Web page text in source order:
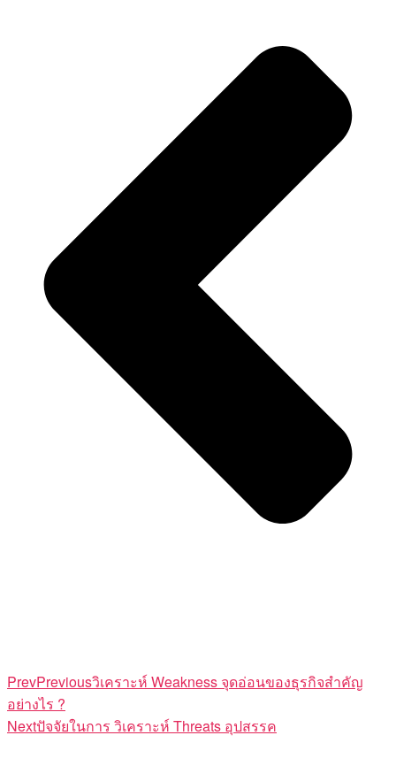
PrevPreviousวิเคราะห์ Weakness จุดอ่อนของธุรกิจสำคัญ
อย่างไร ?
Nextปัจจัยในการ วิเคราะห์ Threats อุปสรรค